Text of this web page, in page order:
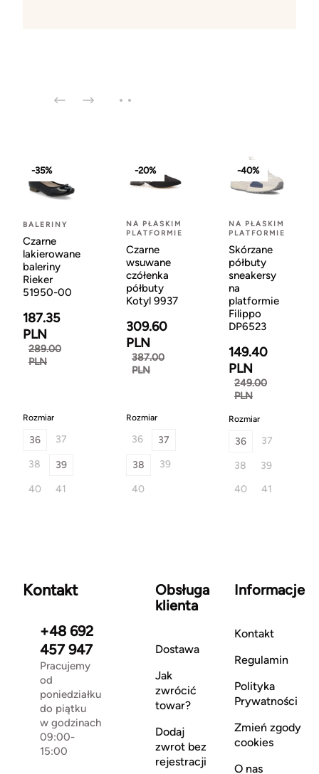
-35%
BALERINY
Czarne
lakierowane
baleriny
Rieker
51950-00
187.35
PLN
289.00
PLN
Rozmiar
36 37
38
39
40
41
-20%
NA PŁASKIM
PLATFORMIE
Czarne
wsuwane
czółenka
półbuty
Kotyl 9937
309.60
PLN
387.00
PLN
Rozmiar
36 37
38 39
40
-40%
NA PŁASKIM
PLATFORMIE
Skórzane
półbuty
sneakersy
na
platformie
Filippo
DP6523
149.40
PLN
249.00
PLN
Rozmiar
36 37
38
39
40
41
Kontakt
+48 692
457 947
Pracujemy
od
poniedziałku
do piątku
w godzinach
09:00-
15:00
Obsługa
klienta
Dostawa
Jak
zwrócić
towar?
Dodaj
zwrot bez
rejestracji
Informacje
Kontakt
Regulamin
Polityka
Prywatności
Zmień zgody
cookies
O nas